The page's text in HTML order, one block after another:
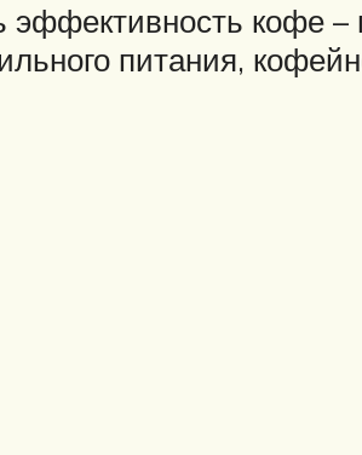
эффективность кофе
питания,